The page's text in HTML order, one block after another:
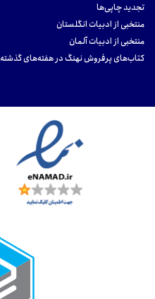
تجدید چاپی‌ها
منتخبی از ادبیات انگلستان
منتخبی از ادبیات آلمان
کتاب‌های پرفروش نهنگ در هفته‌های گذشته